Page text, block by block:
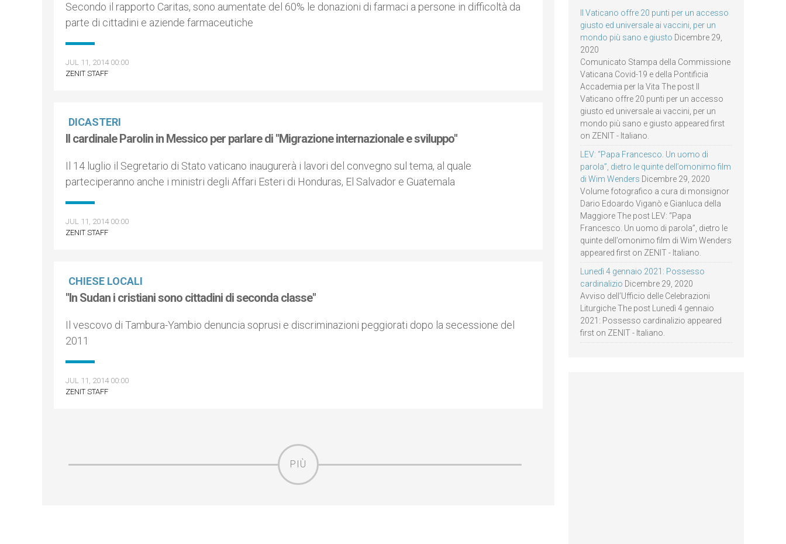
Secondo il rapporto Caritas, sono aumentate del 60% le donazioni di farmaci a persone in difficoltà da
parte di cittadini e aziende farmaceutiche
JUL 11, 2014 00:00
ZENIT STAFF
DICASTERI
Il cardinale Parolin in Messico per parlare di "Migrazione internazionale e sviluppo"
Il 14 luglio il Segretario di Stato vaticano inaugurerà i lavori del convegno sul tema, al quale
parteciperanno anche i ministri degli Affari Esteri di Honduras, El Salvador e Guatemala
JUL 11, 2014 00:00
ZENIT STAFF
CHIESE LOCALI
"In Sudan i cristiani sono cittadini di seconda classe"
Il vescovo di Tambura-Yambio denuncia soprusi e discriminazioni peggiorati dopo la secessione del
2011
JUL 11, 2014 00:00
ZENIT STAFF
PIÙ
Il Vaticano offre 20 punti per un accesso
giusto ed universale ai vaccini, per un
mondo più sano e giusto Dicembre 29,
2020
Comunicato Stampa della Commissione
Vaticana Covid-19 e della Pontificia
Accademia per la Vita The post Il
Vaticano offre 20 punti per un accesso
giusto ed universale ai vaccini, per un
mondo più sano e giusto appeared first
on ZENIT - Italiano.
LEV: “Papa Francesco. Un uomo di
parola”, dietro le quinte dell’omonimo film
di Wim Wenders Dicembre 29, 2020
Volume fotografico a cura di monsignor
Dario Edoardo Viganò e Gianluca della
Maggiore The post LEV: “Papa
Francesco. Un uomo di parola”, dietro le
quinte dell’omonimo film di Wim Wenders
appeared first on ZENIT - Italiano.
Lunedì 4 gennaio 2021: Possesso
cardinalizio Dicembre 29, 2020
Avviso dell’Ufficio delle Celebrazioni
Liturgiche The post Lunedì 4 gennaio
2021: Possesso cardinalizio appeared
first on ZENIT - Italiano.